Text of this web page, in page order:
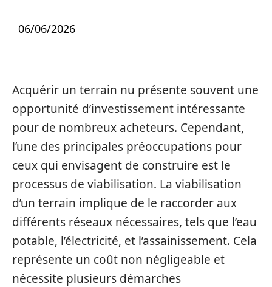
06/06/2026
Acquérir un terrain nu présente souvent une
opportunité d’investissement intéressante
pour de nombreux acheteurs. Cependant,
l’une des principales préoccupations pour
ceux qui envisagent de construire est le
processus de viabilisation. La viabilisation
d’un terrain implique de le raccorder aux
différents réseaux nécessaires, tels que l’eau
potable, l’électricité, et l’assainissement. Cela
représente un coût non négligeable et
nécessite plusieurs démarches